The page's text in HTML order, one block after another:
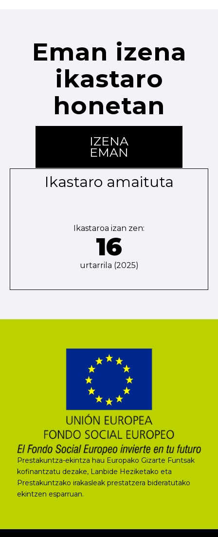
Eman izena
ikastaro
honetan
IZENA
EMAN
Ikastaro amaituta
Ikastaroa izan zen:
16
urtarrila (2025)
Prestakuntza-ekintza hau Europako Gizarte Funtsak
kofinantzatu dezake, Lanbide Heziketako eta
Prestakuntzako irakasleak prestatzera bideratutako
ekintzen esparruan.